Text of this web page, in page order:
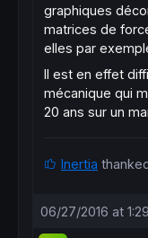
graphiques
matrices de
elles par
Il est en effet
mécanique qui
20 ans sur un
Inertia
06/27/2016 at